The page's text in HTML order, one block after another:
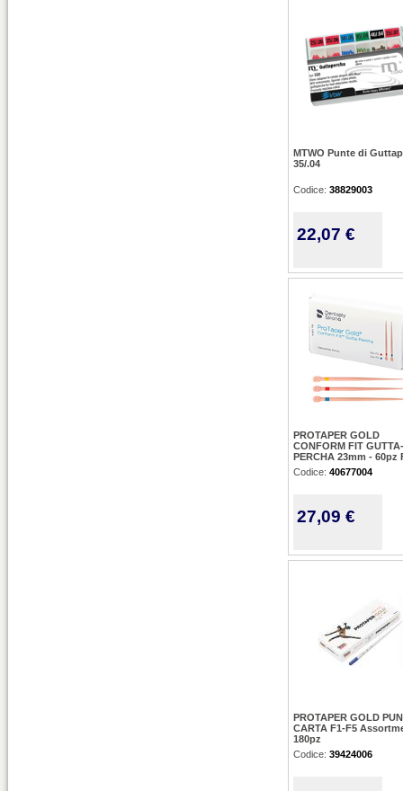
MTWO Punte di
35/.04
Codice: 38829003
22,07 €
PROTAPER GOLD
CONFORM FIT GUTTA-
PERCHA 23mm - 60pz
Codice: 40677004
27,09 €
PROTAPER GOLD
CARTA F1-F5
180pz
Codice: 39424006